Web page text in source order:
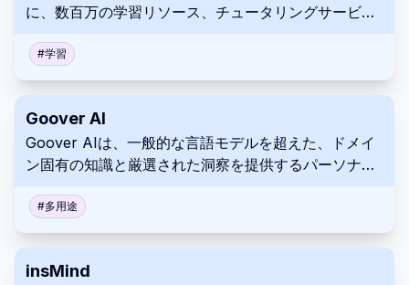
に、数百万の学習リソース、チュータリングサービ
イン学習プラットフォームです。
#学習
Goover AI
Goover AIは、一般的な言語モデルを超えた、ドメイ
ン固有の知識と厳選された洞察を提供するパーソナラ
#多用途
insMind